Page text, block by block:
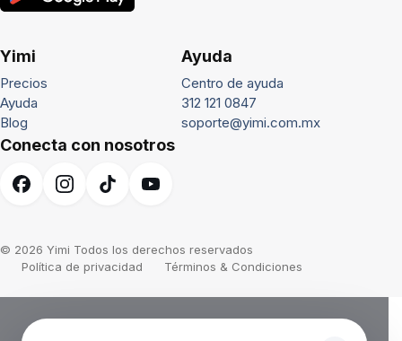
Yimi
Precios
Ayuda
Blog
Ayuda
Centro de ayuda
312 121 0847
soporte@yimi.com.mx
Conecta con nosotros
© 2026 Yimi Todos los derechos reservados
Política de privacidad
Términos & Condiciones